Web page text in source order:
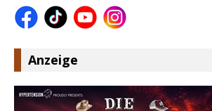
Anzeige